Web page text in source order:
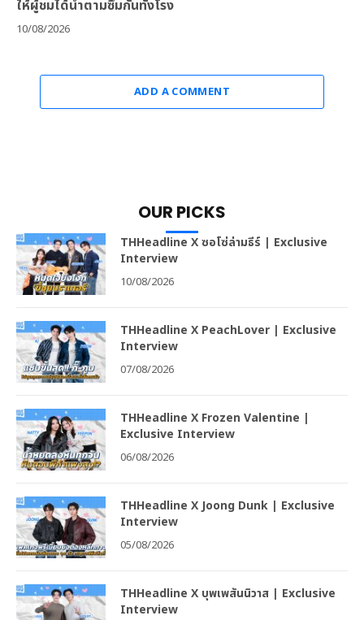
ให้ผู้ชมได้น้ำตามซึมกันทั่งโรง
10/08/2026
ADD A COMMENT
OUR PICKS
THHeadline X ซอโซ่ล่ามธีร์ | Exclusive
Interview
10/08/2026
THHeadline X PeachLover | Exclusive
Interview
07/08/2026
THHeadline X Frozen Valentine |
Exclusive Interview
06/08/2026
THHeadline X Joong Dunk | Exclusive
Interview
05/08/2026
THHeadline X บุพเพสันนิวาส | Exclusive
Interview